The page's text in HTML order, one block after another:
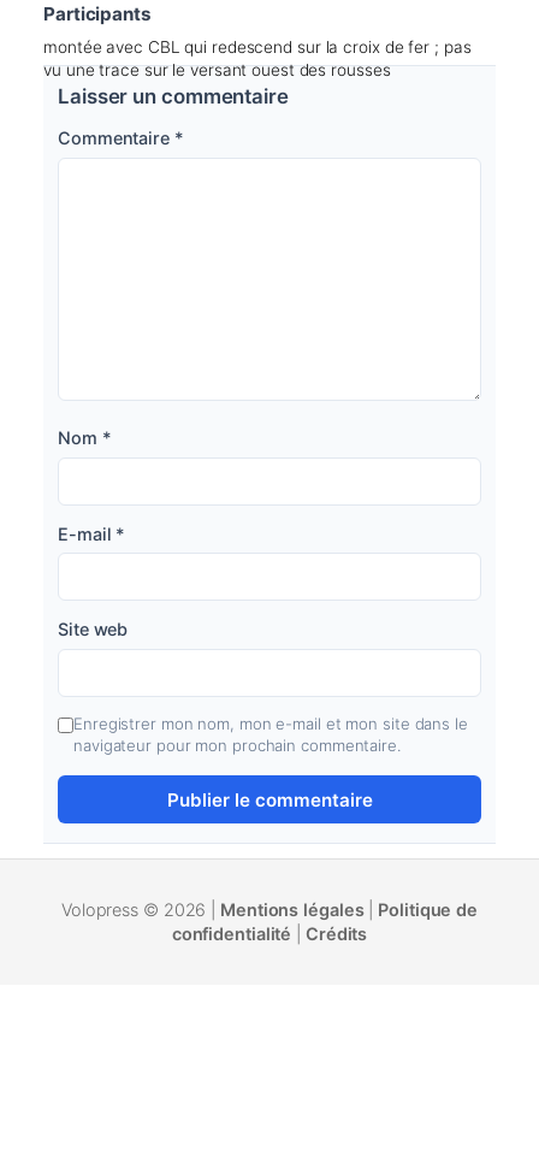
Participants
montée avec CBL qui redescend sur la croix de fer ; pas
vu une trace sur le versant ouest des rousses
Laisser un commentaire
Commentaire *
Nom *
E-mail *
Site web
Enregistrer mon nom, mon e-mail et mon site dans le
navigateur pour mon prochain commentaire.
Volopress © 2026 | Mentions légales| Politique de
confidentialité
Crédits